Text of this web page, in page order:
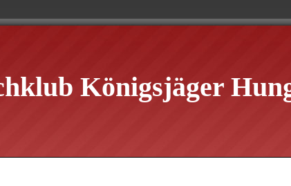
Königsjäger